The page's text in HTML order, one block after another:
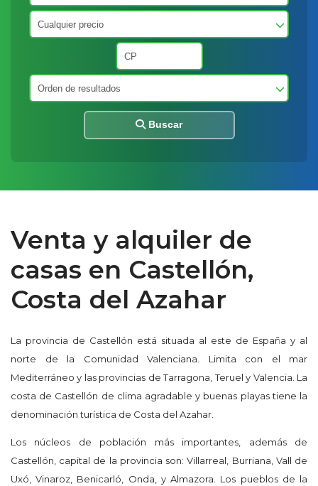
Buscar
Venta y alquiler de
casas en Castellón,
Costa del Azahar
La provincia de Castellón está situada al este de España y al
norte de la Comunidad Valenciana. Limita con el mar
Mediterráneo y las provincias de Tarragona, Teruel y Valencia. La
costa de Castellón de clima agradable y buenas playas tiene la
denominación turística de Costa del Azahar.
Los núcleos de población más importantes, además de
Castellón, capital de la provincia son: Villarreal, Burriana, Vall de
Uxó, Vinaroz, Benicarló, Onda, y Almazora. Los pueblos de la